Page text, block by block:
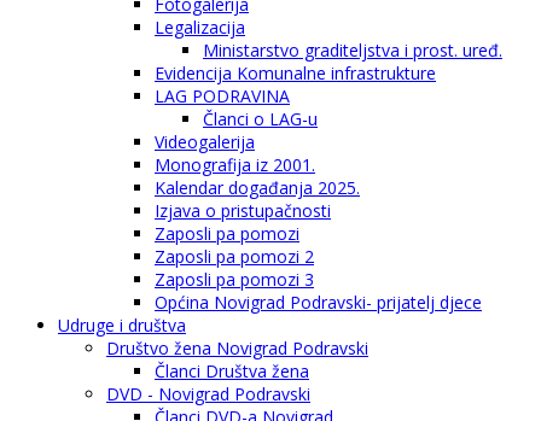
Legalizacija
Ministarstvo graditeljstva i prost. uređ.
Evidencija Komunalne infrastrukture
LAG PODRAVINA
Članci o LAG-u
Videogalerija
Monografija iz 2001.
Kalendar događanja 2025.
Izjava o pristupačnosti
Zaposli pa pomozi
Zaposli pa pomozi 2
Zaposli pa pomozi 3
Općina Novigrad Podravski- prijatelj djece
Udruge i društva
Društvo žena Novigrad Podravski
Članci Društva žena
DVD - Novigrad Podravski
Članci DVD-a Novigrad